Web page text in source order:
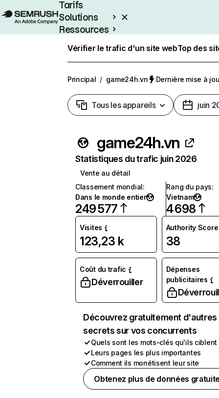
Tarifs
Solutions
Ressources
Vérifier le trafic d'un site webTop des
Principal / game24h.vn Dernière mise à
Tous les appareils juin
game24h.vn
Statistiques du trafic juin 2026
Vente au détail
Classement mondial:
Dans le monde entier
249 577
Rang du pays:
Vietnam
4 698
Visites
123,23 k
Authority Score
38
Coût du trafic
Déverrouiller
Dépenses
publicitaires
Découvrez gratuitement d'autres
secrets sur vos concurrents
Quels sont les mots-clés qu'ils ciblent
Leurs pages les plus importantes
Comment ils monétisent leur site
Obtenez plus de données